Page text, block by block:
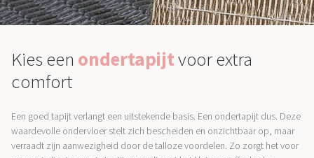
Kies een ondertapijtvoor extra
comfort
Een goed tapijt verlangt een uitstekende basis. Een ondertapijt dus. Deze
waardevolle ondervloer stelt zich bescheiden en onzichtbaar op, maar
verraadt zijn aanwezigheid door de talloze voordelen. Zo zorgt het voor